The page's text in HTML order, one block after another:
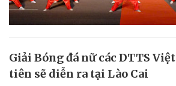
Giải Bóng đá nữ các DTTS
tiên sẽ diễn ra tại Lào Cai